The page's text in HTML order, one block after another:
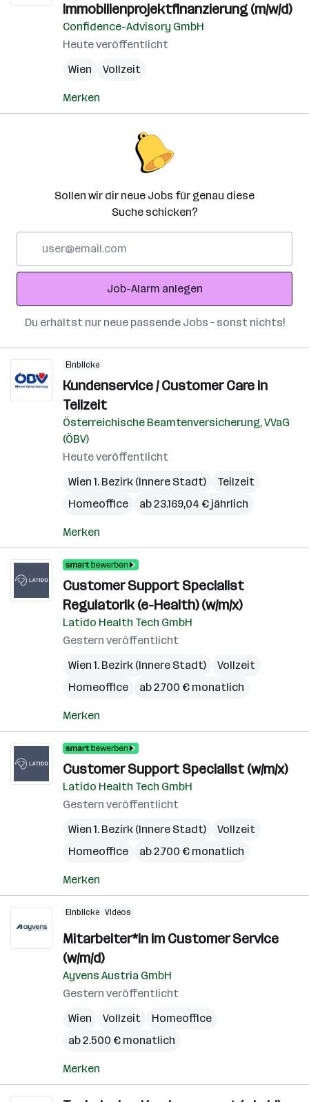
Immobilienprojektfinanzierung (m/w/d)
Confidence-Advisory GmbH
Heute veröffentlicht
Wien
Vollzeit
Merken
Sollen wir dir neue Jobs für genau diese
Suche schicken?
Adresse
Job-Alarm anlegen
Du erhältst nur neue passende Jobs – sonst nichts!
Einblicke
Kundenservice / Customer Care in
Teilzeit
Österreichische Beamtenversicherung, VVaG
(ÖBV)
Heute veröffentlicht
Wien 1. Bezirk (Innere Stadt)
Teilzeit
Homeoffice
ab 23.169,04 € jährlich
Merken
Customer Support Specialist
Regulatorik (e-Health) (w/m/x)
Latido Health Tech GmbH
Gestern veröffentlicht
Wien 1. Bezirk (Innere Stadt)
Vollzeit
Homeoffice
ab 2.700 € monatlich
Merken
Customer Support Specialist (w/m/x)
Latido Health Tech GmbH
Gestern veröffentlicht
Wien 1. Bezirk (Innere Stadt)
Vollzeit
Homeoffice
ab 2.700 € monatlich
Merken
Einblicke Videos
Mitarbeiter*in im Customer Service
(w/m/d)
Ayvens Austria GmbH
Gestern veröffentlicht
Wien
Vollzeit
Homeoffice
ab 2.500 € monatlich
Merken